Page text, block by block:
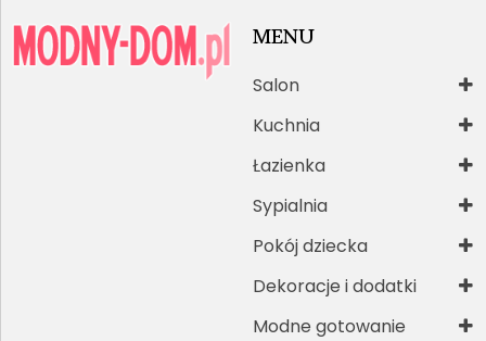
MENU
Salon
Kuchnia
Łazienka
Sypialnia
Pokój dziecka
Dekoracje i dodatki
Modne gotowanie